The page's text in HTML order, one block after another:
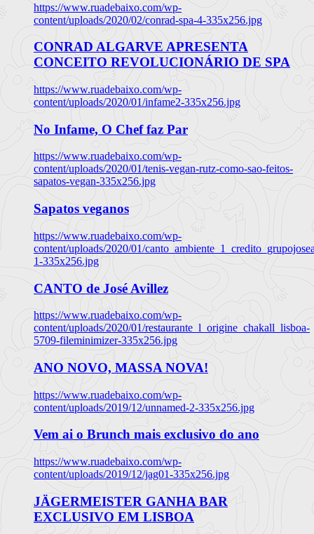
https://www.ruadebaixo.com/wp-
content/uploads/2020/02/conrad-spa-4-335x256.jpg
CONRAD ALGARVE APRESENTA
CONCEITO REVOLUCIONÁRIO DE SPA
https://www.ruadebaixo.com/wp-
content/uploads/2020/01/infame2-335x256.jpg
No Infame, O Chef faz Par
https://www.ruadebaixo.com/wp-
content/uploads/2020/01/tenis-vegan-rutz-como-sao-feitos-
sapatos-vegan-335x256.jpg
Sapatos veganos
https://www.ruadebaixo.com/wp-
content/uploads/2020/01/
1-335x256.jpg
CANTO de José Avillez
https://www.ruadebaixo.com/wp-
content/uploads/2020/01/restaurante_l_origine_chakall_lisboa-
5709-fileminimizer-335x256.jpg
ANO NOVO, MASSA NOVA!
https://www.ruadebaixo.com/wp-
content/uploads/2019/12/unnamed-2-335x256.jpg
Vem ai o Brunch mais exclusivo do ano
https://www.ruadebaixo.com/wp-
content/uploads/2019/12/jag01-335x256.jpg
JÄGERMEISTER GANHA BAR
EXCLUSIVO EM LISBOA